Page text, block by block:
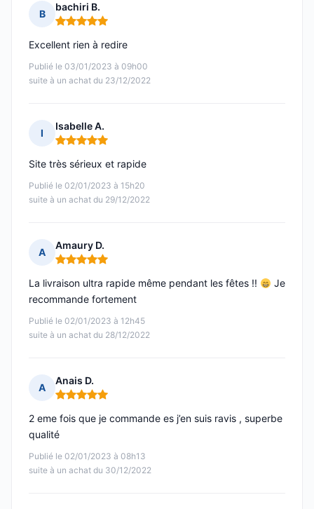
B
bachiri B.
Note : 5 sur 5
Publié le 03/01/2023 à 09h00
suite à un achat du 23/12/2022
Excellent rien à redire
I
Isabelle A.
Note : 5 sur 5
Publié le 02/01/2023 à 15h20
suite à un achat du 29/12/2022
Site très sérieux et rapide
A
Amaury D.
Note : 5 sur 5
Publié le 02/01/2023 à 12h45
suite à un achat du 28/12/2022
La livraison ultra rapide même pendant les fêtes !!
Je
recommande fortement
A
Anais D.
Note : 5 sur 5
Publié le 02/01/2023 à 08h13
suite à un achat du 30/12/2022
2 eme fois que je commande es j’en suis ravis , superbe
qualité